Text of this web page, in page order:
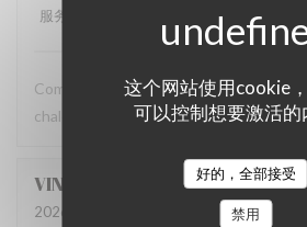
这个网站使用cookie
可以控制想要激活的
好的，全部接受
禁用
服务
5/5 质价比
Comme toujours, une cuisine délicieuse
chaleureux !
VINCENT
2026-07-07